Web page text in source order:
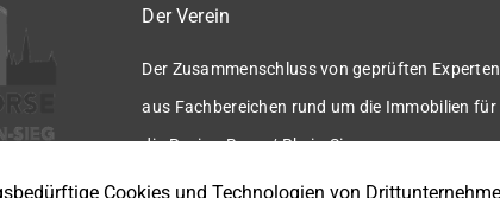
Der Verein
Der Zusammenschluss von geprüften Experten
aus Fachbereichen rund um die Immobilien für
die Region Bonn / Rhein-Sieg.